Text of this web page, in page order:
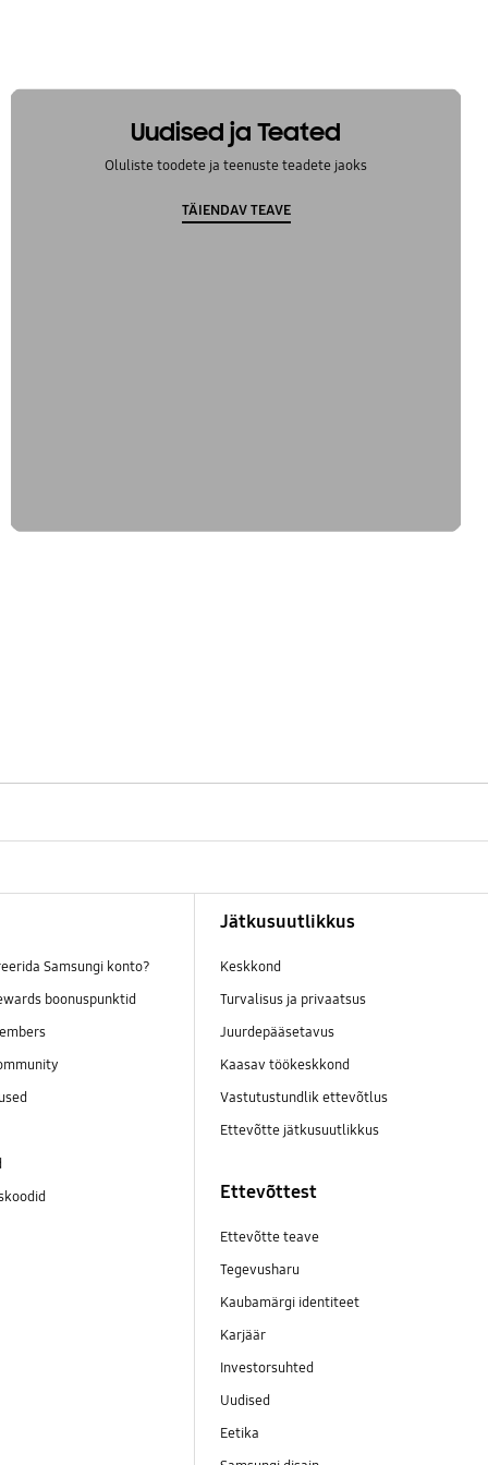
Uudised ja Teated
Oluliste toodete ja teenuste teadete jaoks
TÄIENDAV TEAVE
Samsungi konto?
boonuspunktid
Jätkusuutlikkus
Keskkond
Turvalisus ja privaatsus
Juurdepääsetavus
Kaasav töökeskkond
Vastutustundlik ettevõtlus
Ettevõtte jätkusuutlikkus
Ettevõttest
Ettevõtte teave
Tegevusharu
Kaubamärgi identiteet
Karjäär
Investorsuhted
Uudised
Eetika